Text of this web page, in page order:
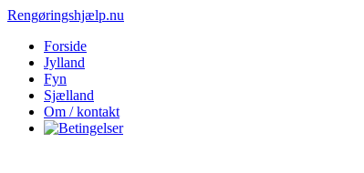
Rengøringshjælp.nu
Forside
Jylland
Fyn
Sjælland
Om / kontakt